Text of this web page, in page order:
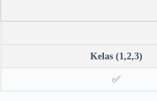
Kelas (1,2,3)
✅